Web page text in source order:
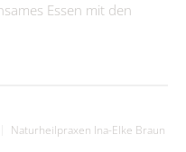
Essen mit den
Naturheilpraxen Ina-Elke Braun